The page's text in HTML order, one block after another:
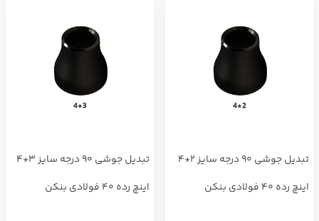
تبدیل جوشی 90 درجه سایز 2*4
اینچ رده 40 فولادی بنکن
تبدیل جوشی 90 درجه سایز 3*4
اینچ رده 40 فولادی بنکن